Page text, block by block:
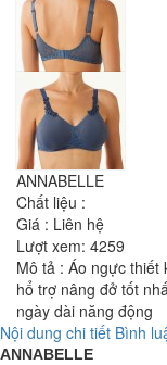
ANNABELLE
Chất liệu :
Giá : Liên hệ
Lượt xem: 4259
Mô tả : Áo ngực thiết
hổ trợ nâng đở tốt
ngày dài năng động
Nội dung chi tiết Bình
ANNABELLE